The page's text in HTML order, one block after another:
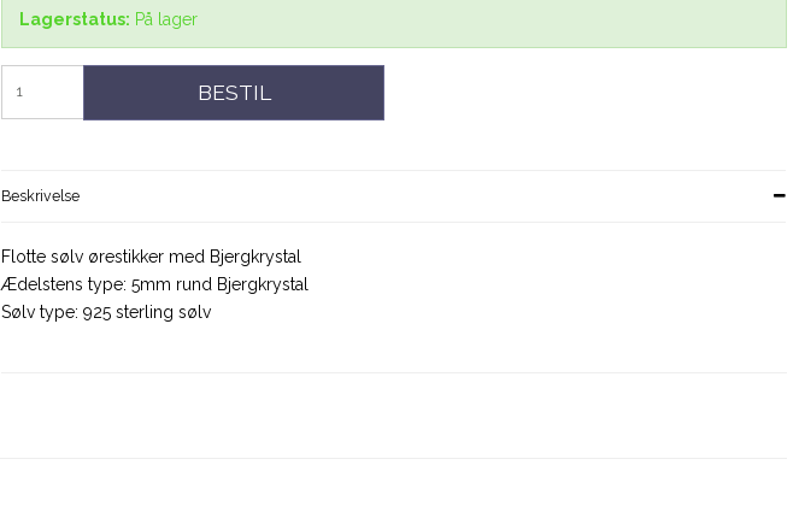
Lagerstatus: På lager
BESTIL
Beskrivelse
Flotte sølv ørestikker med Bjergkrystal
Ædelstens type: 5mm rund Bjergkrystal
Sølv type: 925 sterling sølv